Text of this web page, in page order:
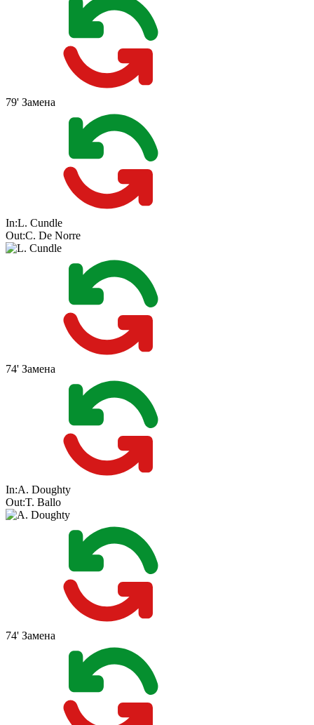
79' Замена
In:L. Cundle
Out:C. De Norre
74' Замена
In:A. Doughty
Out:T. Ballo
74' Замена